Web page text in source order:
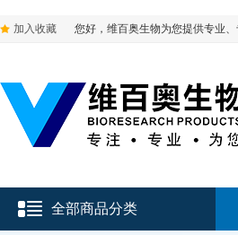
加入收藏 您好，维百奥生物为您提供专业、
全部商品分类